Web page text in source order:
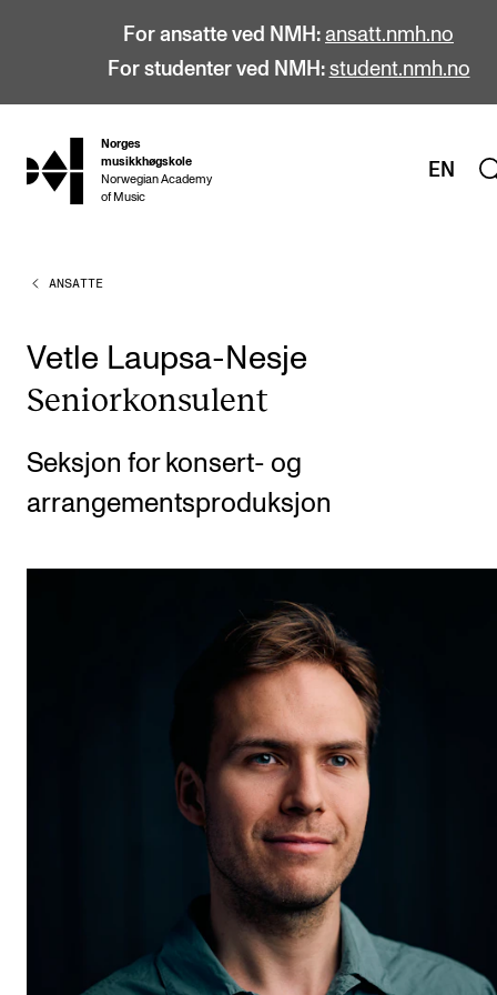
For ansatte ved NMH: ansatt.nmh.no
For studenter ved NMH: student.nmh.no
hjem
Norges
musikkhøgskole
Norwegian Academy
of Music
EN
STUDIER
Bachelor
Master
Doktorgrad
Årsstudium og videreutdanning
Talentutvikling
Studentutvalet SUT (student.nmh.no)
ANSATTE
Vetle Laupsa-Nesje
Senior­kon­su­lent
Seksjon for konsert- og
arrangementsproduksjon